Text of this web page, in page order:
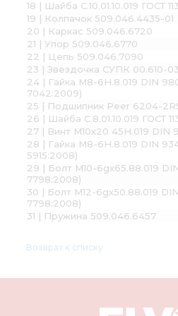
18 | Шайба С.10.01.10.019 ГОСТ
19 | Колпачок 509.046.4435-01
20 | Каркас 509.046.6720
21 | Упор 509.046.6770
22 | Цепь 509.046.7090
23 | Звездочка СУПК 00.610-03
24 | Гайка М8-6H.8.019 DIN
7042:2009)
25 | Подшипник Peer 6204-
26 | Шайба С.8.01.10.019 ГОСТ
27 | Винт М10х20 45Н.019 DIN
28 | Гайка М8-6Н.8.019 DIN
5915:2008)
29 | Болт М10-6gх65.88.019
7798:2008)
30 | Болт М12-6gх50.88.019
7798:2008)
31 | Пружина 509.046.6457
Возврат к списку